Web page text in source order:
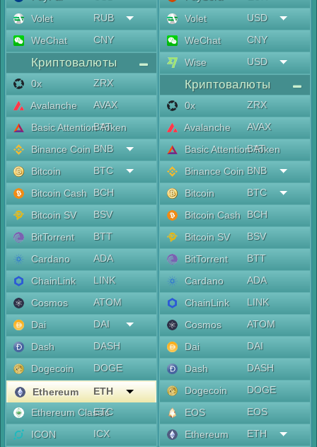
Volet
RUB
WeChat
CNY
Криптовалюты
0x
ZRX
Avalanche
AVAX
Basic Attention Token
BAT
Binance Coin BNB
Bitcoin
BTC
Bitcoin Cash
BCH
Bitcoin SV
BSV
BitTorrent
BTT
Cardano
ADA
ChainLink
LINK
Cosmos
ATOM
Dai
DAI
Dash
DASH
Dogecoin
DOGE
Ethereum
ETH
Ethereum Classic
ETC
ICON
ICX
Volet
USD
WeChat
CNY
Wise
USD
Криптовалюты
0x
ZRX
Avalanche
AVAX
Basic Attention Token
BAT
Binance Coin BNB
Bitcoin
BTC
Bitcoin Cash
BCH
Bitcoin SV
BSV
BitTorrent
BTT
Cardano
ADA
ChainLink
LINK
Cosmos
ATOM
Dai
DAI
Dash
DASH
Dogecoin
DOGE
EOS
EOS
Ethereum
ETH